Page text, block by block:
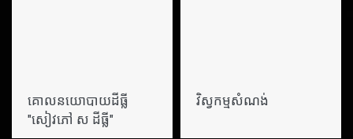
គោលនយោបាយដីធ្លី
"សៀវភៅ ស ដីធ្លី"
វិស្វកម្មសំណង់